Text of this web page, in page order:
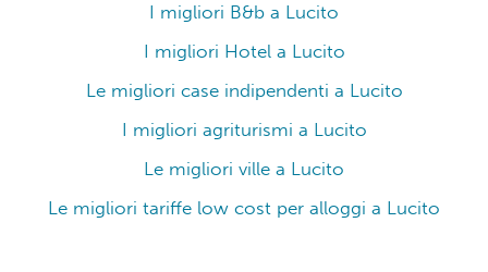
I migliori B&b a Lucito
I migliori Hotel a Lucito
Le migliori case indipendenti a Lucito
I migliori agriturismi a Lucito
Le migliori ville a Lucito
Le migliori tariffe low cost per alloggi a Lucito